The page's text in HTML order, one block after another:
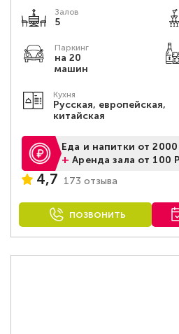
Залов
5
Паркинг
на 20
машин
Кухня
Русская, европейская,
китайская
Еда и напитки от
+Аренда зала от 100 Р
4,7 173 отзыва
ПОЗВОНИТЬ